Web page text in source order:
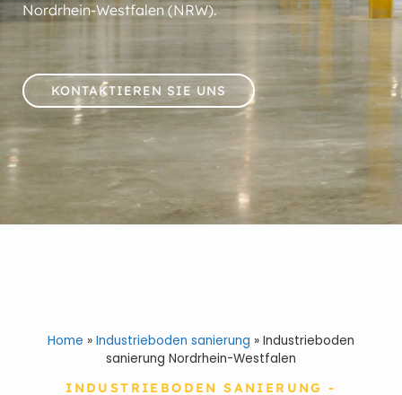
Nordrhein-Westfalen (NRW).
KONTAKTIEREN SIE UNS
Home » Industrieboden sanierung » Industrieboden
sanierung Nordrhein-Westfalen
INDUSTRIEBODEN SANIERUNG -